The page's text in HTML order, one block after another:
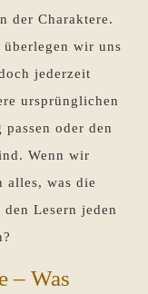
der Charaktere.
wir uns
jederzeit
ursprünglichen
oder den
Wenn wir
alles, was die
Lesern jeden
– Was